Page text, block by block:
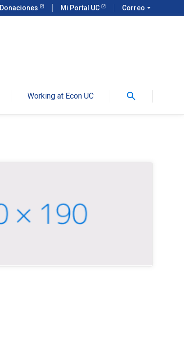
Donaciones Mi Portal UC Correo arrow_drop_down
Working at Econ UC search